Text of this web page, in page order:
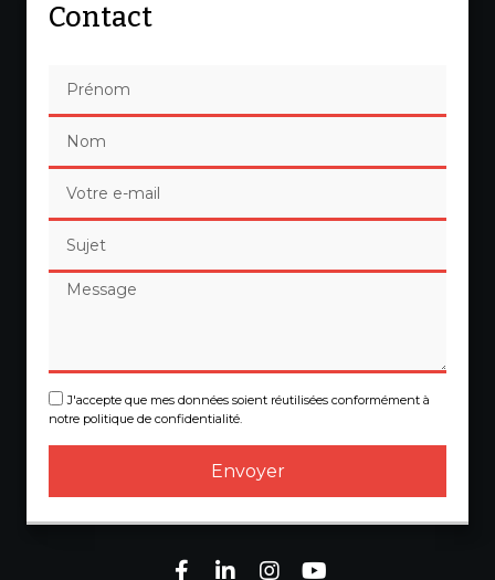
Contact
J'accepte que mes données soient réutilisées conformément à
notre politique de confidentialité.
Envoyer